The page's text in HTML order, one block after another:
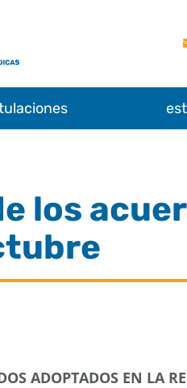
los
ADOPTADOS EN LA